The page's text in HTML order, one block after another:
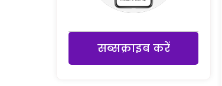
सब्सक्राइब करें